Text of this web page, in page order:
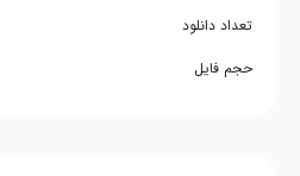
تعداد دانلود
حجم فایل